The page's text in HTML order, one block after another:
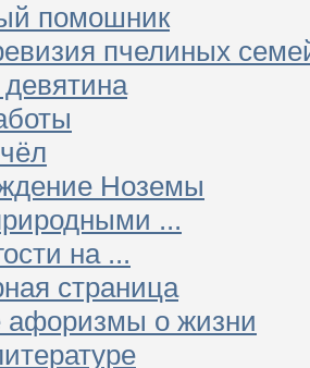
помошник
пчелиных
Ноземы
...
на ...
страница
афоризмы о жизни